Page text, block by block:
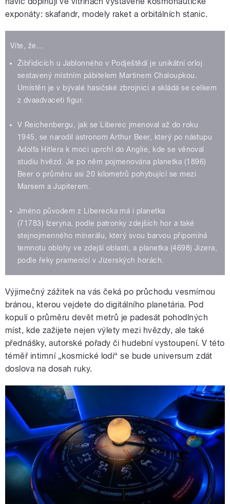
exponáty: skafandr, modely raket a orbitálních stanic.
Víte, že…
Žibřidicích u Jablonného v Podještědí je unikátní orloj
sestavený místním pábitelem Martinem Chaloupkou.
Umístěn je v bývalé hasičské zbrojnici a skládá se celkem
z dvaadvaceti figur.
V Reichenbergu, jak se Liberec jmenoval až do roku
1945, se narodil astronom Arthur Beer, který po nástupu
Adolfa Hitlera k moci uprchl do Anglie, kde se věnoval
studiu hvězd. Je po něm pojmenována planetka (1896)
Beer o průměru asi 20 kilometrů pohybující se mezi
Marsem a Jupiterem.
Jméno původem z Liberecka má i planetka
(71783) Izeryna, podle patronky zdejších hor a také
stejnojmenného minerálu, který svou barvou připomíná
temnotu oblohy ve zdejší oblasti, a planetka (4698) Jizera,
podle řeky pramenící v Jizerských horách.
Výjimečný zážitek na vás čeká po průchodu vesmírnou
bránou, kterou vejdete do digitálního planetária. Pod
kopulí o průměru devět metrů je padesát pohodlných
míst, kde zažijete nejen výlety mezi hvězdy, ale také
přednášky, autorské pořady či hudební vystoupení. V této
téměř intimní „kosmické lodi“ se bude universum zdát
doslova na dosah ruky.